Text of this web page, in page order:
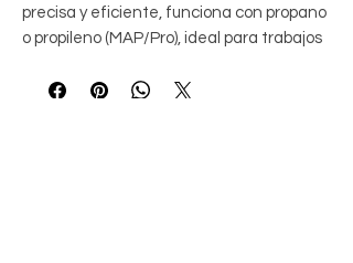
precisa y eficiente, funciona con propano
o propileno (MAP/Pro), ideal para trabajos
acondicionado.